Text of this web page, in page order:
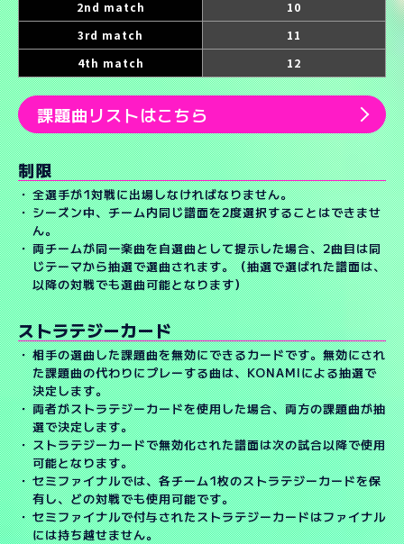
2nd match
10
3rd match
11
4th match
12
課題曲リストはこちら
制限
全選手が1対戦に出場しなければなりません。
シーズン中、チーム内同じ譜面を2度選択することはできませ
ん。
両チームが同一楽曲を自選曲として提示した場合、2曲目は同
じテーマから抽選で選曲されます。（抽選で選ばれた譜面は、
以降の対戦でも選曲可能となります）
ストラテジーカード
相手の選曲した課題曲を無効にできるカードです。無効にされ
た課題曲の代わりにプレーする曲は、KONAMIによる抽選で
決定します。
両者がストラテジーカードを使用した場合、両方の課題曲が抽
選で決定します。
ストラテジーカードで無効化された譜面は次の試合以降で使用
可能となります。
セミファイナルでは、各チーム1枚のストラテジーカードを保
有し、どの対戦でも使用可能です。
セミファイナルで付与されたストラテジーカードはファイナル
には持ち越せません。